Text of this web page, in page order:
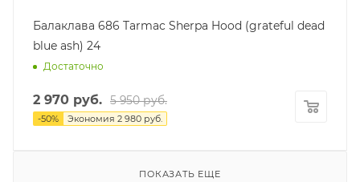
Балаклава 686 Tarmac Sherpa Hood (grateful dead
blue ash) 24
Достаточно
2 970 руб. 5 950руб.
-50% Экономия 2 980 руб.
ПОКАЗАТЬ ЕЩЕ